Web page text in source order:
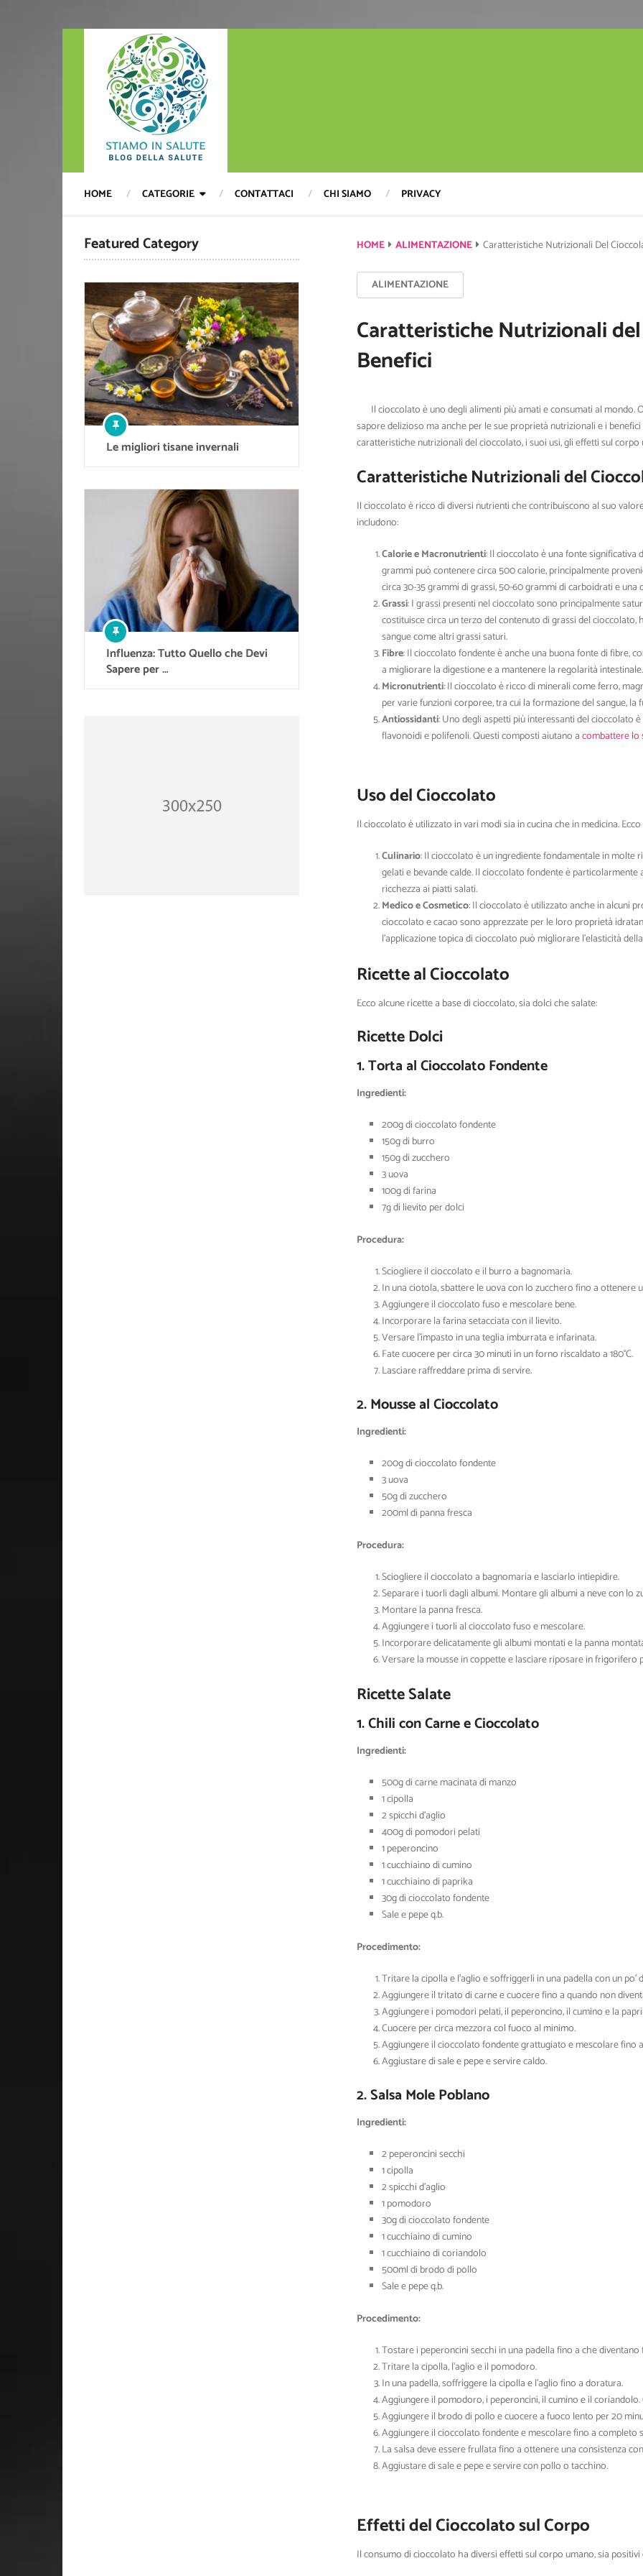
HOME CATEGORIE CONTATTACI CHI SIAMO PRIVACY
HOME ALIMENTAZIONE Caratteristiche Nutrizionali Del
ALIMENTAZIONE
Caratteristiche Nutrizionali
Benefici
Il cioccolato è uno degli alimenti più amati e consumati al mondo.
sapore delizioso ma anche per le sue proprietà nutrizionali e i
caratteristiche nutrizionali del cioccolato, i suoi usi, gli effetti sul
Caratteristiche Nutrizionali del
Il cioccolato è ricco di diversi nutrienti che contribuiscono al suo
includono:
Calorie e Macronutrienti: Il cioccolato è una fonte
grammi può contenere circa 500 calorie, principalmente
circa 30-35 grammi di grassi, 50-60 grammi di carboidrati e
Grassi: I grassi presenti nel cioccolato sono principalmente
costituisce circa un terzo del contenuto di grassi del
sangue come altri grassi saturi.
Fibre: Il cioccolato fondente è anche una buona fonte di fibre,
a migliorare la digestione e a mantenere la regolarità intestinale.
Micronutrienti: Il cioccolato è ricco di minerali come ferro,
per varie funzioni corporee, tra cui la formazione del sangue,
Antiossidanti: Uno degli aspetti più interessanti del cioccolato
flavonoidi e polifenoli. Questi composti aiutano acombattere
Uso del Cioccolato
Il cioccolato è utilizzato in vari modi sia in cucina che in medicina.
Culinario: Il cioccolato è un ingrediente fondamentale in molte
gelati e bevande calde. Il cioccolato fondente è
ricchezza ai piatti salati.
Medico e Cosmetico: Il cioccolato è utilizzato anche in alcuni
cioccolato e cacao sono apprezzate per le loro proprietà
l’applicazione topica di cioccolato può migliorare l’elasticità
Ricette al Cioccolato
Ecco alcune ricette a base di cioccolato, sia dolci che salate:
Ricette Dolci
1. Torta al Cioccolato Fondente
Ingredienti:
200g di cioccolato fondente
150g di burro
150g di zucchero
3 uova
100g di farina
7g di lievito per dolci
Procedura:
Sciogliere il cioccolato e il burro a bagnomaria.
In una ciotola, sbattere le uova con lo zucchero fino a ottenere
Aggiungere il cioccolato fuso e mescolare bene.
Incorporare la farina setacciata con il lievito.
Versare l’impasto in una teglia imburrata e infarinata.
Fate cuocere per circa 30 minuti in un forno riscaldato a 180°C.
Lasciare raffreddare prima di servire.
2. Mousse al Cioccolato
Ingredienti:
200g di cioccolato fondente
3 uova
50g di zucchero
200ml di panna fresca
Procedura:
Sciogliere il cioccolato a bagnomaria e lasciarlo intiepidire.
Separare i tuorli dagli albumi. Montare gli albumi a neve con lo
Montare la panna fresca.
Aggiungere i tuorli al cioccolato fuso e mescolare.
Incorporare delicatamente gli albumi montati e la panna
Versare la mousse in coppette e lasciare riposare in frigorifero
Ricette Salate
1. Chili con Carne e Cioccolato
Ingredienti:
500g di carne macinata di manzo
1 cipolla
2 spicchi d’aglio
400g di pomodori pelati
1 peperoncino
1 cucchiaino di cumino
1 cucchiaino di paprika
30g di cioccolato fondente
Sale e pepe q.b.
Procedimento:
Tritare la cipolla e l’aglio e soffriggerli in una padella con un po’
Aggiungere il tritato di carne e cuocere fino a quando non
Aggiungere i pomodori pelati, il peperoncino, il cumino e la
Cuocere per circa mezzora col fuoco al minimo.
Aggiungere il cioccolato fondente grattugiato e mescolare fino
Aggiustare di sale e pepe e servire caldo.
2. Salsa Mole Poblano
Ingredienti:
2 peperoncini secchi
1 cipolla
2 spicchi d’aglio
1 pomodoro
30g di cioccolato fondente
1 cucchiaino di cumino
1 cucchiaino di coriandolo
500ml di brodo di pollo
Sale e pepe q.b.
Procedimento:
Tostare i peperoncini secchi in una padella fino a che
Tritare la cipolla, l’aglio e il pomodoro.
In una padella, soffriggere la cipolla e l’aglio fino a doratura.
Aggiungere il pomodoro, i peperoncini, il cumino e il
Aggiungere il brodo di pollo e cuocere a fuoco lento per 20
Aggiungere il cioccolato fondente e mescolare fino a completo
La salsa deve essere frullata fino a ottenere una consistenza
Aggiustare di sale e pepe e servire con pollo o tacchino.
Effetti del Cioccolato sul Corpo
Il consumo di cioccolato ha diversi effetti sul corpo umano, sia positivi
Featured Category
Le migliori tisane invernali
Influenza: Tutto Quello che Devi
Sapere per …